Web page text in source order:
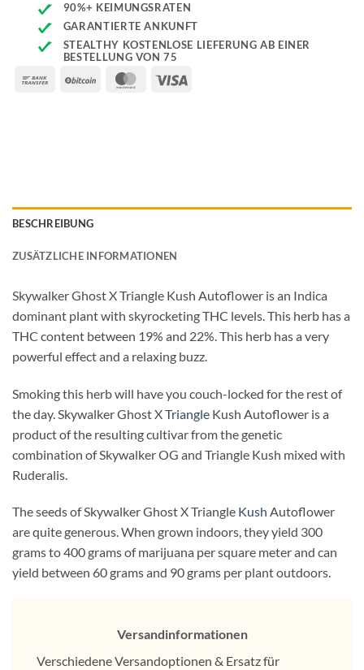
90%+ KEIMUNGSRATEN
GARANTIERTE ANKUNFT
STEALTHY KOSTENLOSE LIEFERUNG AB EINER
BESTELLUNG VON 75
Bank
BitCoin MasterCard
BESCHREIBUNG
ZUSÄTZLICHE INFORMATIONEN
Skywalker Ghost X Triangle Kush Autoflower is an Indica
dominant plant with skyrocketing THC levels. This herb has a
THC content between 19% and 22%. This herb has a very
powerful effect and a relaxing buzz.
Smoking this herb will have you couch-locked for the rest of
the day. Skywalker Ghost XTriangle Kush Autoflower is a
product of the resulting cultivar from the genetic
combination of Skywalker OG and Triangle Kush mixed with
Ruderalis.
The seeds of Skywalker Ghost X Triangle Kush Autoflower
are quite generous. When grown indoors, they yield 300
grams to 400 grams of marijuana per square meter and can
yield between 60 grams and 90 grams per plant outdoors.
Versandinformationen
Verschiedene Versandoptionen & Ersatz für